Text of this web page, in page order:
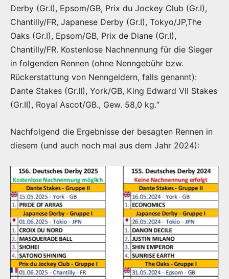
Derby (Gr.I), Epsom/GB, Prix du Jockey Club (Gr.I),
Chantilly/FR, Japanese Derby (Gr.I), Tokyo/JP,The
Oaks (Gr.I), Epsom/GB, Prix de Diane (Gr.I),
Chantilly/FR. Kostenlose Nachnennung für die Sieger
in folgenden Rennen (ohne Nenngebühr bzw.
Rückerstattung von Nenngeldern, falls genannt):
Dante Stakes (Gr.II), York/GB, King Edward VII Stakes
(Gr.II), Royal Ascot/GB., Gew. 58,0 kg.“
Nachfolgend die Ergebnisse der besagten Rennen in
diesem (und auch noch mal aus dem Jahr 2024):